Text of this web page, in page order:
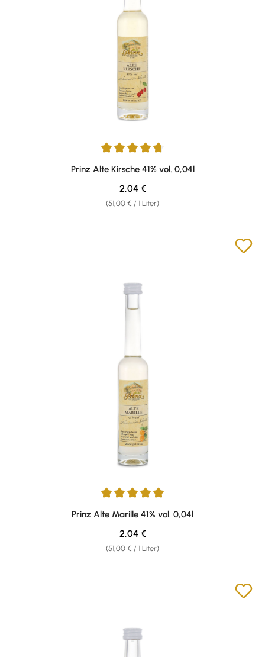
Durchschnittliche Bewertung von 4.87 von 5 Sternen
Prinz Alte Kirsche 41% vol. 0,04l
(51,00 € / 1 Liter)
Regulärer Preis:
2,04 €
Durchschnittliche Bewertung von 4.89 von 5 Sternen
Prinz Alte Marille 41% vol. 0,04l
(51,00 € / 1 Liter)
Regulärer Preis:
2,04 €